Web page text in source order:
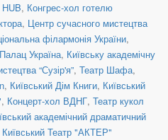
, Конгрес-хол готелю
, Центр сучасного мистецтва
філармонія України,
Палац Україна, Київську академічну
“Сузір'я”, Театр Шафа,
, Київський Дім Книги, Київський
, Концерт-хол ВДНГ, Театр кукол
академічний драматичний
Київський Театр "АКТЕР"